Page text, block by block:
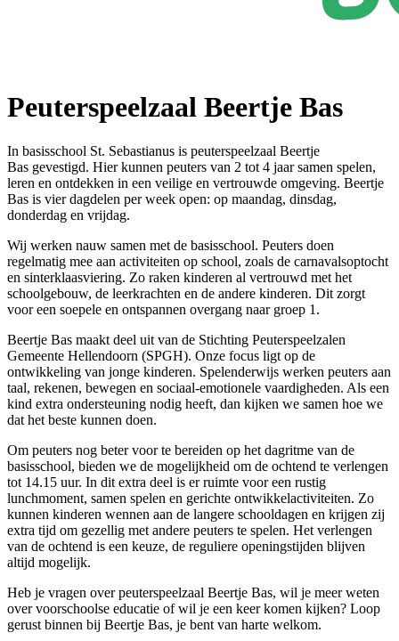
Peuterspeelzaal Beertje Bas
In basisschool St. Sebastianus is peuterspeelzaal Beertje
Bas gevestigd. Hier kunnen peuters van 2 tot 4 jaar samen spelen,
leren en ontdekken in een veilige en vertrouwde omgeving. Beertje
Bas is vier dagdelen per week open: op maandag, dinsdag,
donderdag en vrijdag.
Wij werken nauw samen met de basisschool. Peuters doen
regelmatig mee aan activiteiten op school, zoals de carnavalsoptocht
en sinterklaasviering. Zo raken kinderen al vertrouwd met het
schoolgebouw, de leerkrachten en de andere kinderen. Dit zorgt
voor een soepele en ontspannen overgang naar groep 1.
Beertje Bas maakt deel uit van de Stichting Peuterspeelzalen
Gemeente Hellendoorn (SPGH). Onze focus ligt op de
ontwikkeling van jonge kinderen. Spelenderwijs werken peuters aan
taal, rekenen, bewegen en sociaal-emotionele vaardigheden. Als een
kind extra ondersteuning nodig heeft, dan kijken we samen hoe we
dat het beste kunnen doen.
Om peuters nog beter voor te bereiden op het dagritme van de
basisschool, bieden we de mogelijkheid om de ochtend te verlengen
tot 14.15 uur. In dit extra deel is er ruimte voor een rustig
lunchmoment, samen spelen en gerichte ontwikkelactiviteiten. Zo
kunnen kinderen wennen aan de langere schooldagen en krijgen zij
extra tijd om gezellig met andere peuters te spelen. Het verlengen
van de ochtend is een keuze, de reguliere openingstijden blijven
altijd mogelijk.
Heb je vragen over peuterspeelzaal Beertje Bas, wil je meer weten
over voorschoolse educatie of wil je een keer komen kijken? Loop
gerust binnen bij Beertje Bas, je bent van harte welkom.